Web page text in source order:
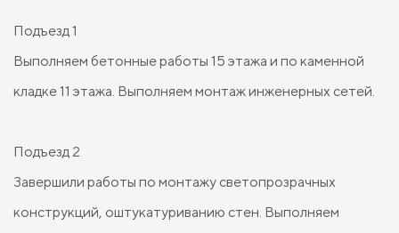
Подъезд 1
Выполняем бетонные работы 15 этажа и по каменной
кладке 11 этажа. Выполняем монтаж инженерных сетей.
Подъезд 2
Завершили работы по монтажу светопрозрачных
конструкций, оштукатуриванию стен. Выполняем